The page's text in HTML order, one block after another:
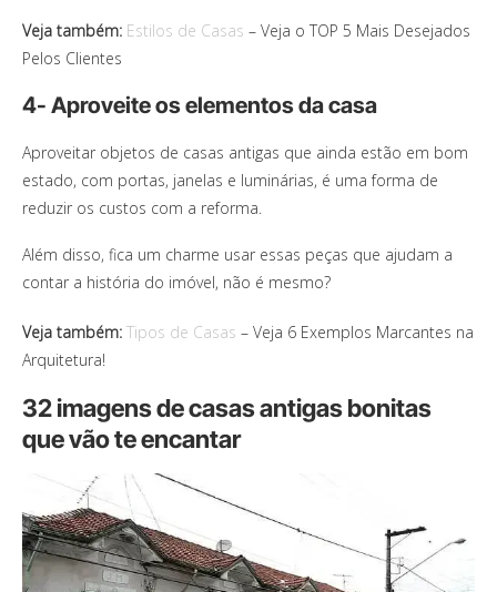
Veja também: Estilos de Casas – Veja o TOP 5 Mais Desejados
Pelos Clientes
4- Aproveite os elementos da casa
Aproveitar objetos de casas antigas que ainda estão em bom
estado, com portas, janelas e luminárias, é uma forma de
reduzir os custos com a reforma.
Além disso, fica um charme usar essas peças que ajudam a
contar a história do imóvel, não é mesmo?
Veja também: Tipos de Casas – Veja 6 Exemplos Marcantes na
Arquitetura!
32 imagens de casas antigas bonitas
que vão te encantar